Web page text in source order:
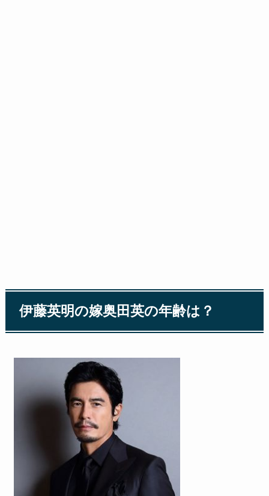
伊藤英明の嫁奥田英の年齢は？